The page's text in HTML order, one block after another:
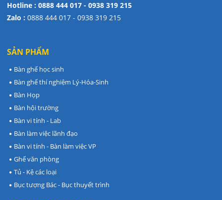
Hotline : 0888 444 017 - 0938 319 215
Zalo : 0888 444 017 - 0938 319 215
SẢN PHẨM
Bàn ghế học sinh
Bàn ghế thí nghiệm Lý-Hóa-Sinh
Bàn Họp
Bàn hội trường
Bàn vi tính - Lab
Bàn làm việc lãnh đạo
Bàn vi tính - Bàn làm việc VP
Ghế văn phòng
Tủ - Kệ các loại
Bục tượng Bác - Bục thuyết trình